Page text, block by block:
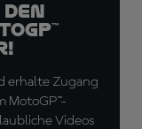
erhalte Zugang
MotoGP™-
Videos